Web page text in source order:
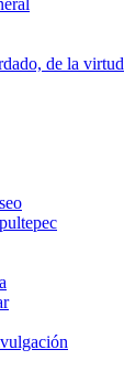
de la virtud